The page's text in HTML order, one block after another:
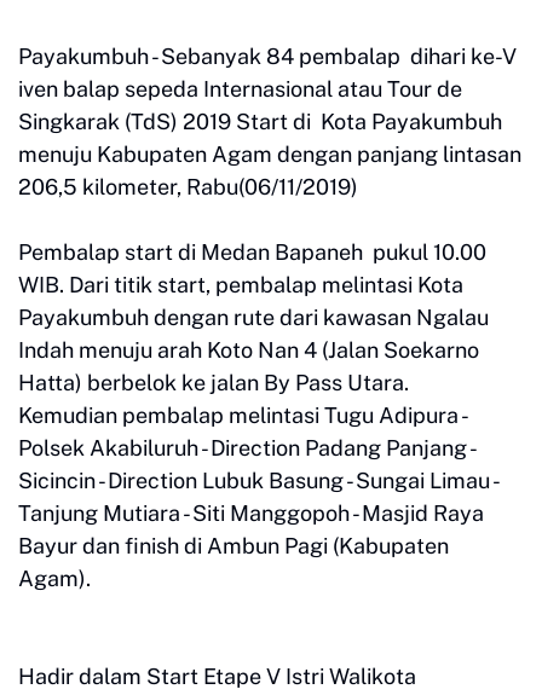
Payakumbuh - Sebanyak 84 pembalap dihari ke-V
iven balap sepeda Internasional atau Tour de
Singkarak (TdS) 2019 Start di Kota Payakumbuh
menuju Kabupaten Agam dengan panjang lintasan
206,5 kilometer, Rabu(06/11/2019)
Pembalap start di Medan Bapaneh pukul 10.00
WIB. Dari titik start, pembalap melintasi Kota
Payakumbuh dengan rute dari kawasan Ngalau
Indah menuju arah Koto Nan 4 (Jalan Soekarno
Hatta) berbelok ke jalan By Pass Utara.
Kemudian pembalap melintasi Tugu Adipura -
Polsek Akabiluruh - Direction Padang Panjang -
Sicincin - Direction Lubuk Basung - Sungai Limau -
Tanjung Mutiara - Siti Manggopoh - Masjid Raya
Bayur dan finish di Ambun Pagi (Kabupaten
Agam).
Hadir dalam Start Etape V Istri Walikota